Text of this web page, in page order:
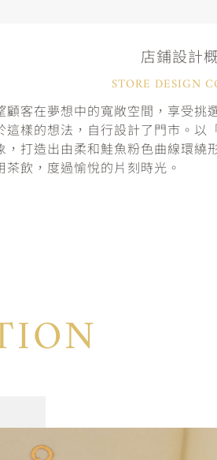
店鋪設計
STORE DESIGN
顧客在夢想中的寬敞空間，享受
這樣的想法，自行設計了門市。以
，打造出由柔和鮭魚粉色曲線環繞
茶飲，度過愉悅的片刻時光。